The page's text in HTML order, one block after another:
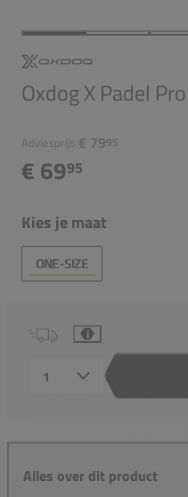
Oxdog X Padel
Adviesprijs:€ 7995
€ 6995
Kies je maat
ONE-SIZE
i
Alles over dit product